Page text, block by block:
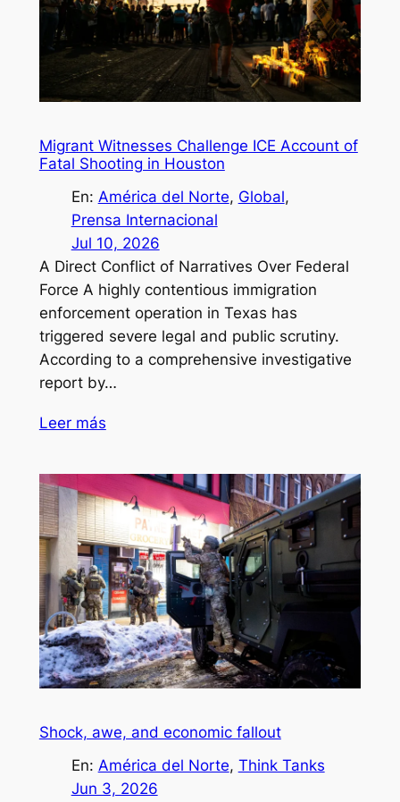
Migrant Witnesses Challenge ICE Account of
Fatal Shooting in Houston
En: América del Norte, Global
Prensa Internacional
Jul 10, 2026
A Direct Conflict of Narratives Over Federal
Force A highly contentious immigration
enforcement operation in Texas has
triggered severe legal and public scrutiny.
According to a comprehensive investigative
report by…
Leer más
Shock, awe, and economic fallout
En: América del Norte, Think Tanks
Jun 3, 2026